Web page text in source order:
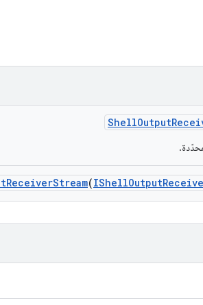
ShellOutput
ReceiverStream(IShellOutput